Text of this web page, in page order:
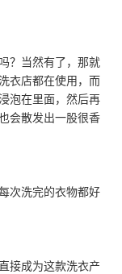
？当然有了，那就
衣店都在使用，而
泡在里面，然后再
会散发出一股很香
次洗完的衣物都好
接成为这款洗衣产